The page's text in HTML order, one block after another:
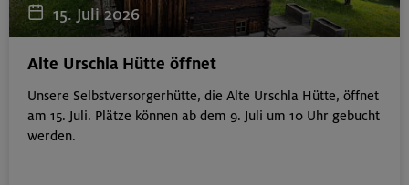
Familienfreizeit: Hüttenübernachtung mit Kindern
von 6-9 J.
Kitzbüheler Alpen
21./22./23.08.26
15. Juli 2026
Alte Urschla Hütte öffnet
Unsere Selbstversorgerhütte, die Alte Urschla Hütte, öffnet
am 15. Juli. Plätze können ab dem 9. Juli um 10 Uhr gebucht
werden.